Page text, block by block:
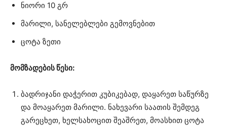
ნიორი 10 გრ
მარილი, სანელებლები გემოვნებით
ცოტა ზეთი
მომზადების წესი:
ბადრიჯანი დაჭერით კუბიკებად, დაყარეთ საწურზე
და მოაყარეთ მარილი. ნახევარი საათის შემდეგ
გარეცხეთ, ხელსახოცით შეაშრეთ, მოასხით ცოტა